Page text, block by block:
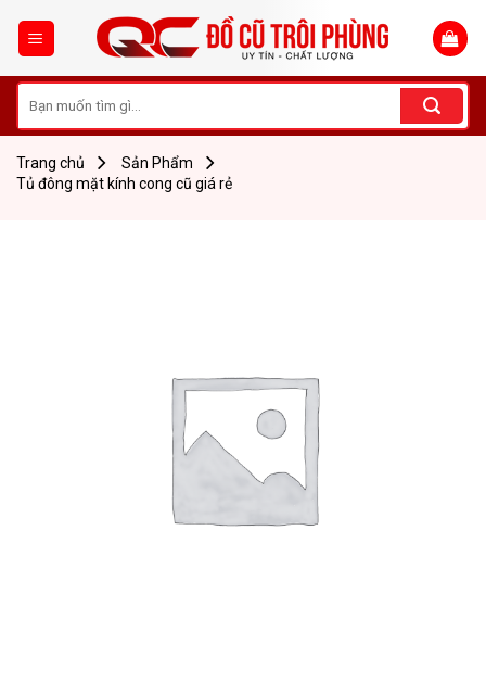
kiếm:
Trang chủ
Sản Phẩm
Tủ đông mặt kính cong cũ giá rẻ